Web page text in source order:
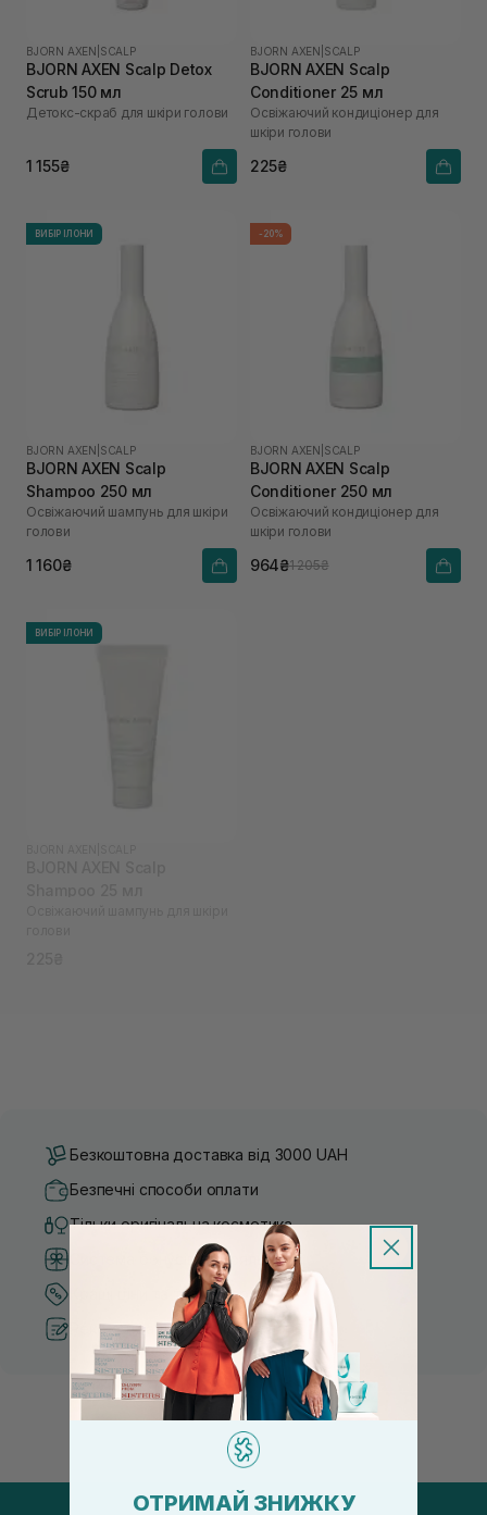
BJORN AXEN SCALP
BJORN AXEN Scalp Detox
Scrub 150 мл
Детокс-скраб для шкіри голови
1 155₴
BJORN AXEN SCALP
BJORN AXEN Scalp
Conditioner 25 мл
Освіжаючий кондиціонер для
шкіри голови
225₴
ВИБІР ІЛОНИ
BJORN AXEN SCALP
BJORN AXEN Scalp
Shampoo 250 мл
Освіжаючий шампунь для шкіри
голови
1 160₴
-20%
BJORN AXEN SCALP
BJORN AXEN Scalp
Conditioner 250 мл
Освіжаючий кондиціонер для
шкіри голови
964₴1 205₴
ВИБІР ІЛОНИ
Безкоштовна доставка від 3000 UAH
Безпечні способи оплати
Тільки оригінальна косметика
Система бонусів та лояльності
Кращі ціни та топ товари
Рекомендації від косметологів
ОТРИМАЙ ЗНИЖКУ